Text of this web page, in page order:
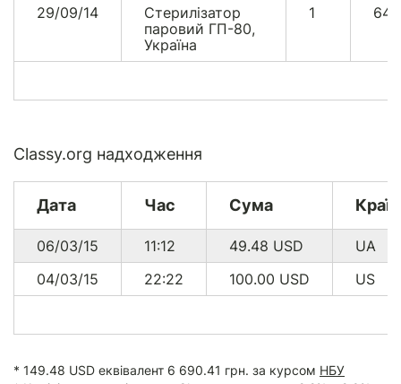
29/09/14
Стерилізатор
паровий ГП-80,
Україна
1
Classy.org надходження
Дата Час Сума
06/03/15 11:12 49.48 USD
UA
04/03/15
22:22 100.00 USD US
* 149.48 USD еквівалент 6 690.41 грн. за курсом НБУ